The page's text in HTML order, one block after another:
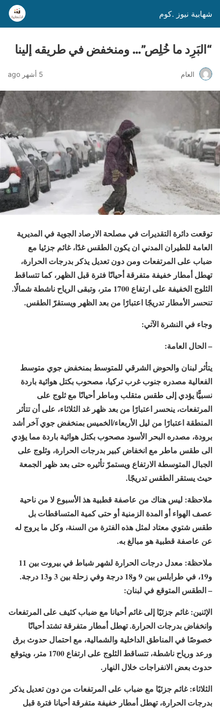
شهابية نيوز .كوم
“البَرِد ما خُلِص”… ومنخفض في طريقه إلينا
العام 5 أشهر ago
توقعت دائرة التقديرات في مصلحة الارصاد الجوية في المديرية
العامة للطيران المدني ان يكون الطقس غدًا، غائم جزئيا مع
ضباب على المرتفعات ومن دون تعديل يذكر بدرجات الحرارة،
تهطل أمطار خفيفة متفرقة أحيانًا فترة قبل الظهر، كما تتساقط
الثلوج الخفيفة على ارتفاع 1700 متر، وتبقى الرياح ناشطة شمالًا.
تنحسر الأمطار تدريجًا اعتبارًا من بعد الظهر ويستقرّ الطقس.
وجاء في النشرة الآتي:
– الحال العامة:
يتأثر لبنان والحوض الشرقي للمتوسط بمنخفض جوي متوسط
الفعالية مصدره جنوب غرب تركيا، مصحوب بكتل هوائية باردة
نسبيًّا يؤدي إلى طقس متقلب وماطر أحيانًا مع ثلوج على
المرتفعات، ينحسر اعتبارًا من بعد ظهر غد الثلاثاء، على أن تتأثر
المنطقة اعتبارًا من ليل الأربعاء/الخميس بمنخفض جوي آخر أشد
برودة، مصدره البحر الأسود مصحوب بكتل هوائية باردة مما يؤدي
الى طقس ماطر مع انخفاض كبير بدرجات الحرارة، وثلوج على
الجبال المتوسطة الارتفاع ويستمرّ تأثيره حتى بعد ظهر الجمعة
حيث يستقر الطقس تدريجًا.
ملاحظة: ليس هناك من عاصفة قطبية هذ الأسبوع لا من ناحية
عصف الهواء أو المدة الزمنية أو حتى كمية المتساقطات بل
طقس شتوي معتاد لمثل هذه الفترة من السنة، وكل ما يروج له
عن عاصفة قطبية هو مبالغ به.
ملاحظة: معدل درجات الحرارة لشهر شباط في بيروت بين 11
و19، في طرابلس بين 9 و18 درجة وفي زحلة بين 3 و13 درجة.
– الطقس المتوقع في لبنان:
الإثنين: غائم جزئيًا إلى غائم أحيانا مع ضباب كثيف على المرتفعات
وانخفاض بدرجات الحرارة. تهطل أمطار متفرقة تشتد أحيانًا
خصوصًا في المناطق الداخلية والشمالية، مع احتمال حدوث برق
ورعد ورياح ناشطة، تتساقط الثلوج على ارتفاع 1700 متر، ويتوقع
حدوث بعض الانفراجات خلال النهار.
الثلاثاء: غائم جزئيًا مع ضباب على المرتفعات من دون تعديل يذكر
بدرجات الحرارة، تهطل أمطار خفيفة متفرقة أحيانا فترة قبل